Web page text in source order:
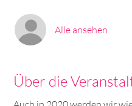
Alle ansehen
Über die